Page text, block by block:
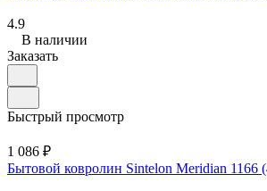
4.9
В наличии
Заказать
Быстрый просмотр
1 086 ₽
Бытовой ковролин Sintelon Meridian 1166